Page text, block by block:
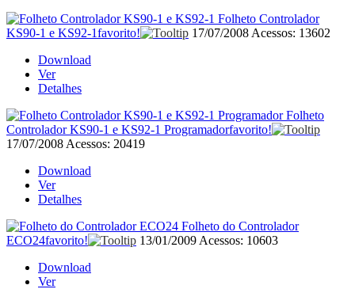
Folheto Controlador
KS90-1 e KS92-1favorito! 17/07/2008 Acessos: 13602
Download
Ver
Detalhes
Folheto
Controlador KS90-1 e KS92-1 Programadorfavorito!
17/07/2008 Acessos: 20419
Download
Ver
Detalhes
Folheto do Controlador
ECO24favorito! 13/01/2009 Acessos: 10603
Download
Ver